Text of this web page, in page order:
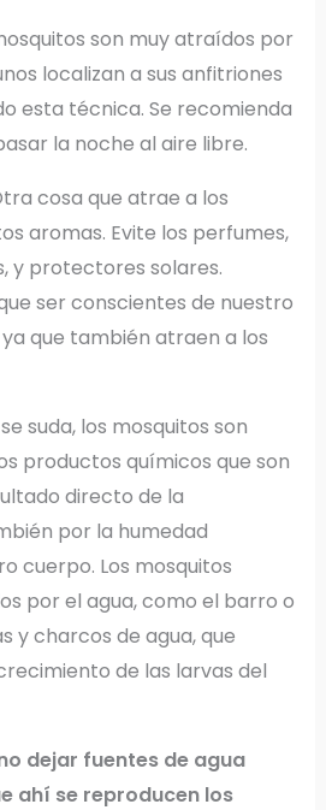
son muy atraídos por
localizan a sus anfitriones
esta técnica. Se recomienda
la noche al aire libre.
cosa que atrae a los
aromas. Evite los perfumes,
y protectores solares.
ser conscientes de nuestro
que también atraen a los
suda, los mosquitos son
productos químicos que son
directo de la
por la humedad
cuerpo. Los mosquitos
por el agua, como el barro o
y charcos de agua, que
de las larvas del
dejar fuentes de agua
ahí se reproducen los